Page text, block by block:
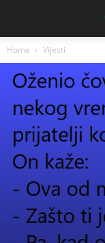
Home Vijesti